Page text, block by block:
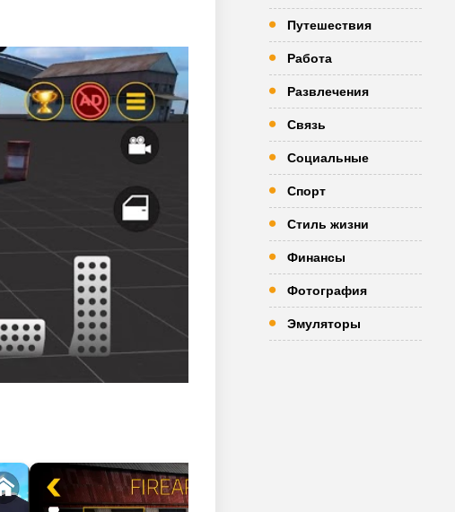
Путешествия
Работа
Развлечения
Связь
Социальные
Спорт
Стиль жизни
Финансы
Фотография
Эмуляторы